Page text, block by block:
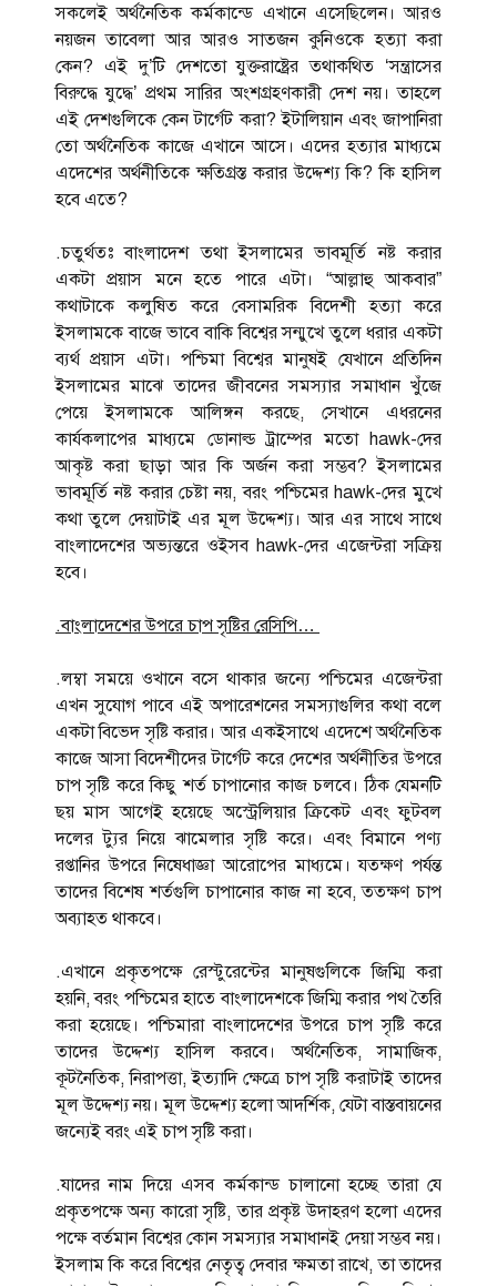
সকলেই অর্থনৈতিক কর্মকান্ডে এখানে এসেছিলেন। আরও
নয়জন তাবেলা আর আরও সাতজন কুনিওকে হত্যা করা
কেন? এই দু’টি দেশতো যুক্তরাষ্ট্রের তথাকথিত ‘সন্ত্রাসের
বিরুদ্ধে যুদ্ধে’ প্রথম সারির অংশগ্রহণকারী দেশ নয়। তাহলে
এই দেশগুলিকে কেন টার্গেট করা? ইটালিয়ান এবং জাপানিরা
তো অর্থনৈতিক কাজে এখানে আসে। এদের হত্যার মাধ্যমে
এদেশের অর্থনীতিকে ক্ষতিগ্রস্ত করার উদ্দেশ্য কি? কি হাসিল
হবে এতে?
.চতুর্থতঃ বাংলাদেশ তথা ইসলামের ভাবমূর্তি নষ্ট করার
একটা প্রয়াস মনে হতে পারে এটা। “আল্লাহু আকবার”
কথাটাকে কলুষিত করে বেসামরিক বিদেশী হত্যা করে
ইসলামকে বাজে ভাবে বাকি বিশ্বের সন্মুখে তুলে ধরার একটা
ব্যর্থ প্রয়াস এটা। পশ্চিমা বিশ্বের মানুষই যেখানে প্রতিদিন
ইসলামের মাঝে তাদের জীবনের সমস্যার সমাধান খুঁজে
পেয়ে ইসলামকে আলিঙ্গন করছে, সেখানে এধরনের
কার্যকলাপের মাধ্যমে ডোনাল্ড ট্রাম্পের মতো hawk-দের
আকৃষ্ট করা ছাড়া আর কি অর্জন করা সম্ভব? ইসলামের
ভাবমূর্তি নষ্ট করার চেষ্টা নয়, বরং পশ্চিমের hawk-দের মুখে
কথা তুলে দেয়াটাই এর মূল উদ্দেশ্য। আর এর সাথে সাথে
বাংলাদেশের অভ্যন্তরে ওইসব hawk-দের এজেন্টরা সক্রিয়
হবে।
.বাংলাদেশের উপরে চাপ সৃষ্টির রেসিপি…
.লম্বা সময়ে ওখানে বসে থাকার জন্যে পশ্চিমের এজেন্টরা
এখন সুযোগ পাবে এই অপারেশনের সমস্যাগুলির কথা বলে
একটা বিভেদ সৃষ্টি করার। আর একইসাথে এদেশে অর্থনৈতিক
কাজে আসা বিদেশীদের টার্গেট করে দেশের অর্থনীতির উপরে
চাপ সৃষ্টি করে কিছু শর্ত চাপানোর কাজ চলবে। ঠিক যেমনটি
ছয় মাস আগেই হয়েছে অস্ট্রেলিয়ার ক্রিকেট এবং ফুটবল
দলের ট্যুর নিয়ে ঝামেলার সৃষ্টি করে। এবং বিমানে পণ্য
রপ্তানির উপরে নিষেধাজ্ঞা আরোপের মাধ্যমে। যতক্ষণ পর্যন্ত
তাদের বিশেষ শর্তগুলি চাপানোর কাজ না হবে, ততক্ষণ চাপ
অব্যাহত থাকবে।
.এখানে প্রকৃতপক্ষে রেস্টুরেন্টের মানুষগুলিকে জিম্মি করা
হয়নি, বরং পশ্চিমের হাতে বাংলাদেশকে জিম্মি করার পথ তৈরি
করা হয়েছে। পশ্চিমারা বাংলাদেশের উপরে চাপ সৃষ্টি করে
তাদের উদ্দেশ্য হাসিল করবে। অর্থনৈতিক, সামাজিক,
কূটনৈতিক, নিরাপত্তা, ইত্যাদি ক্ষেত্রে চাপ সৃষ্টি করাটাই তাদের
মূল উদ্দেশ্য নয়। মূল উদ্দেশ্য হলো আদর্শিক, যেটা বাস্তবায়নের
জন্যেই বরং এই চাপ সৃষ্টি করা।
.যাদের নাম দিয়ে এসব কর্মকান্ড চালানো হচ্ছে তারা যে
প্রকৃতপক্ষে অন্য কারো সৃষ্টি, তার প্রকৃষ্ট উদাহরণ হলো এদের
পক্ষে বর্তমান বিশ্বের কোন সমস্যার সমাধানই দেয়া সম্ভব নয়।
ইসলাম কি করে বিশ্বের নেতৃত্ব দেবার ক্ষমতা রাখে, তা তাদের